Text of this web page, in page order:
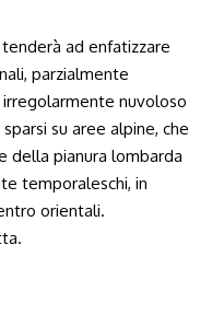
tenderà ad enfatizzare
parzialmente
nuvoloso
su aree alpine, che
della pianura lombarda
temporaleschi, in
orientali.